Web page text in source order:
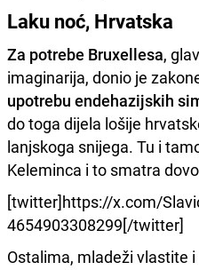
Laku noć, Hrvatska
Za potrebe Bruxellesa,
imaginarija, donio je
upotrebu endehazijskih
do toga dijela lošije
lanjskoga snijega. Tu i
Keleminca i to smatra
[twitter]https://x.com/
4654903308299[/twitter]
Ostalima, mladeži vlastite